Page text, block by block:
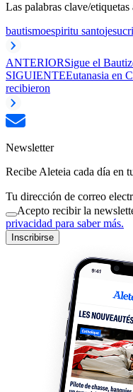
Las palabras clave/etiquetas
bautismoespiritu santo
ANTERIORSigue el
SIGUIENTEEutanasia en
recibieron
Newsletter
Recibe Aleteia cada día en
Tu dirección de correo
Acepto recibir la
privacidad para saber más.
Inscribirse